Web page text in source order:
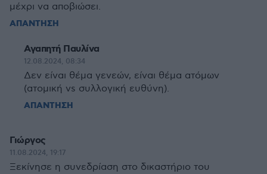
μέχρι να αποβιώσει.
ΑΠΑΝΤΗΣΗ
Αγαπητή Παυλίνα
12.08.2024, 08:34
Δεν είναι θέμα γενεών, είναι θέμα ατόμων
(ατομική vs συλλογική ευθύνη).
ΑΠΑΝΤΗΣΗ
Γιώργος
11.08.2024, 19:17
Ξεκίνησε η συνεδρίαση στο δικαστήριο του